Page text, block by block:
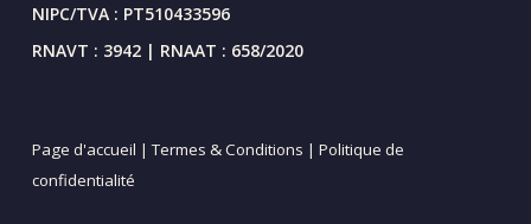
NIPC/TVA : PT510433596
RNAVT : 3942 | RNAAT : 658/2020
Page d'accueil |Termes & Conditions | Politique de
confidentialité